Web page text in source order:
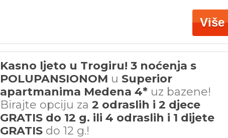
Više
Kasno ljeto u Trogiru! 3 noćenja s
POLUPANSIONOM u Superior
apartmanima Medena 4* uz bazene!
Birajte opciju za 2 odraslih i 2 djece
GRATIS do 12 g. ili 4 odraslih i 1 dijete
GRATIS do 12 g.!